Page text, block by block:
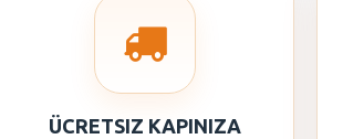
ÜCRETSIZ KAPINIZA